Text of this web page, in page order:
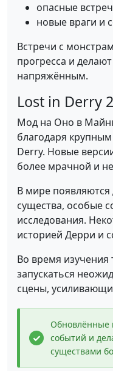
опасные
новые враги и
Встречи с
прогресса и
напряжённым.
Lost in Derry 2
Мод на Оно в
благодаря
Derry. Новые
более мрачной и
В мире
существа, особые
исследования.
историей Дерри и
Во время изучения
запускаться
сцены,
Обновлённые
событий и
существами